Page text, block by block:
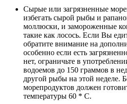
Сырые или загрязненные
избегать сырой рыбы и
моллюски, и замороженные
такие как лосось. Если Вы
обратите внимание на
особенно если есть
нет, ограничьте в
водоемов до 150 граммов в
другой рыбы на этой неделе.
морепродуктов должен
температуры 60 * C.